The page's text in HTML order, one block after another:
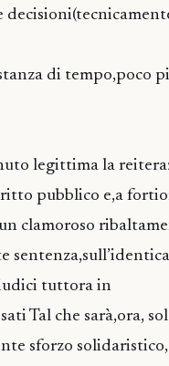
di tempo,poco
legittima la
pubblico e,a
clamoroso
sentenza,sull’identica
tuttora in
Tal che sarà,ora,
sforzo